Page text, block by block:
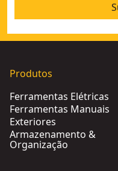
Produtos
Ferramentas Elétricas
Ferramentas Manuais
Exteriores
Armazenamento &
Organização